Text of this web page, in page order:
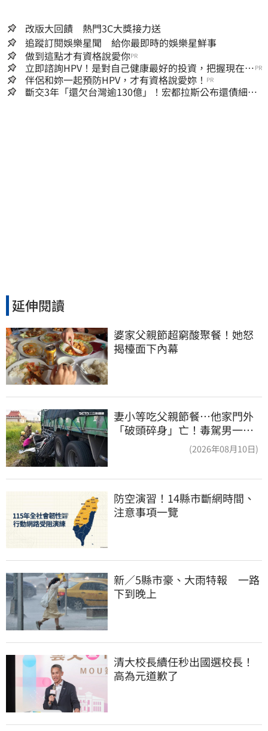
改版大回饋 熱門3C大獎接力送
追蹤訂閱娛樂星聞 給你最即時的娛樂星鮮事
做到這點才有資格說愛你PR
立即諮詢HPV！是對自己健康最好的投資，把握現在不
嫌晚！
PR
伴侶和妳一起預防HPV，才有資格說愛妳！ PR
斷交3年「還欠台灣逾130億」！宏都拉斯公布還債細
延伸閱讀
婆家父親節超窮酸聚餐！她怒
揭檯面下內幕
妻小等吃父親節餐⋯他家門外
「破頭碎身」亡！毒駕男一路
(2026年08月10日)
防空演習！14縣市斷網時間、
注意事項一覽
新／5縣市豪、大雨特報　一路
下到晚上
清大校長續任秒出國選校長！
高為元道歉了